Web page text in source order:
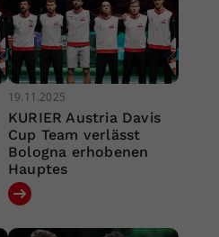
19.11.2025
KURIER Austria Davis
Cup Team verlässt
Bologna erhobenen
Hauptes